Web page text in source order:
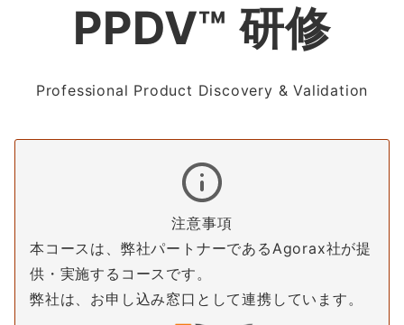
PPDV™ 研修
Professional Product Discovery & Validation
注意事項
本コースは、弊社パートナーであるAgorax社が提
供・実施するコースです。
弊社は、お申し込み窓口として連携しています。